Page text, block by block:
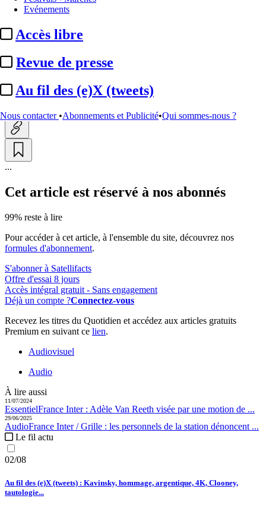
Evénements
Accès libre
Revue de presse
Au fil des (e)X (tweets)
Nous contacter •Abonnements et Publicité•Qui sommes-nous ?
France Inter / Investigation :
émoi autour du passage de
« Secrets ...
Actualité n° 322832|Publié le 04 juil. 2025 16:37
...
Cet article est réservé à nos abonnés
99% reste à lire
Pour accéder à cet article, à l'ensemble du site, découvrez nos
formules d'abonnement.
S'abonner à Satellifacts
Offre d'essai 8 jours
Accès intégral gratuit - Sans engagement
Déjà un compte ?Connectez-vous
Recevez les titres du Quotidien et accédez aux articles gratuits
Premium en suivant ce lien.
Audiovisuel
Audio
À lire aussi
11/07/2024
EssentielFrance Inter : Adèle Van Reeth visée par une motion de ...
29/06/2025
AudioFrance Inter / Grille : les personnels de la station dénoncent ...
Le fil actu
02/08
Au fil des (e)X (tweets) : Kavinsky, hommage, argentique, 4K, Clooney,
tautologie...